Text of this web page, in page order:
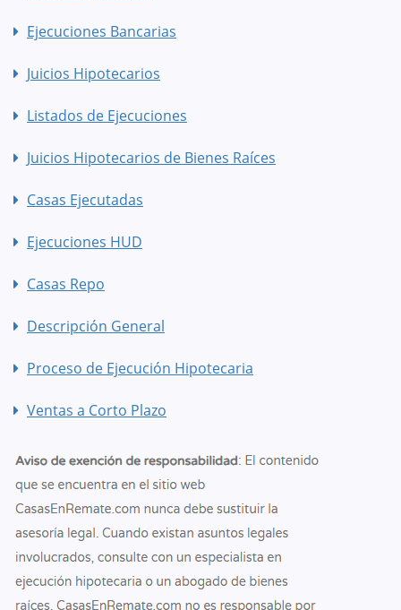
Ejecuciones Bancarias
Juicios Hipotecarios
Listados de Ejecuciones
Juicios Hipotecarios de Bienes Raíces
Casas Ejecutadas
Ejecuciones HUD
Casas Repo
Descripción General
Proceso de Ejecución Hipotecaria
Ventas a Corto Plazo